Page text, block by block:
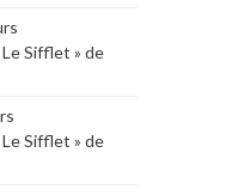
Sifflet » de
Sifflet » de